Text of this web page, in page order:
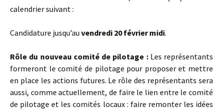
calendrier suivant :
Candidature jusqu’au vendredi 20 février midi.
Rôle du nouveau comité de pilotage :Les représentants
formeront le comité de pilotage pour proposer et mettre
en place les actions futures. Le rôle des représentants sera
aussi, comme actuellement, de faire le lien entre le comité
de pilotage et les comités locaux : faire remonter les idées